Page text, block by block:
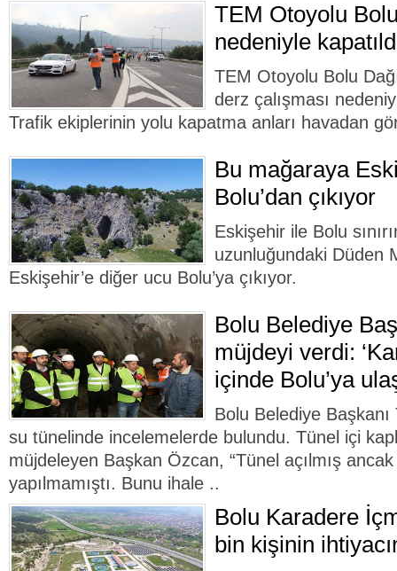
TEM Otoyolu
nedeniyle
TEM Otoyolu Bolu
derz çalışması
Trafik ekiplerinin yolu kapatma anları havadan
Bu mağaraya
Bolu’dan çıkıyor
Eskişehir ile Bolu
uzunluğundaki Düden
Eskişehir’e diğer ucu Bolu’ya çıkıyor.
Bolu Belediye
müjdeyi verdi:
içinde Bolu’ya
Bolu Belediye
su tünelinde incelemelerde bulundu. Tünel içi
müjdeleyen Başkan Özcan, “Tünel açılmış
yapılmamıştı. Bunu ihale ..
Bolu Karadere
bin kişinin